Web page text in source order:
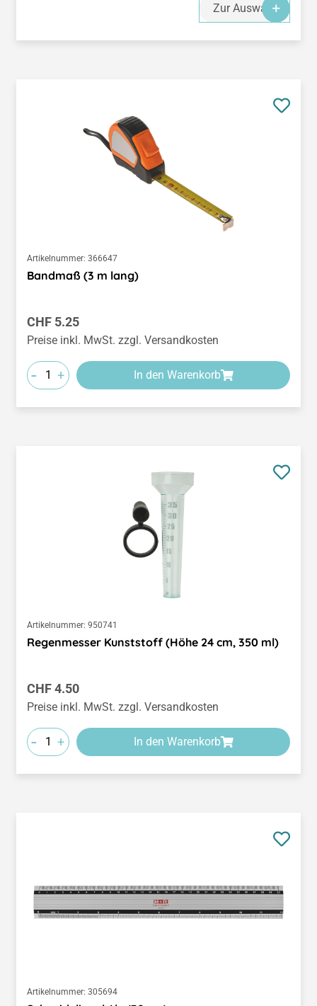
Zur Auswahl
Artikelnummer: 366647
Bandmaß (3 m lang)
Regulärer Preis:
CHF 5.25
Preise inkl. MwSt. zzgl. Versandkosten
- + In den Warenkorb
Artikelnummer: 950741
Regenmesser Kunststoff (Höhe 24 cm, 350 ml)
Regulärer Preis:
CHF 4.50
Preise inkl. MwSt. zzgl. Versandkosten
- + In den Warenkorb
Artikelnummer: 305694